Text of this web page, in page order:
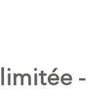
-